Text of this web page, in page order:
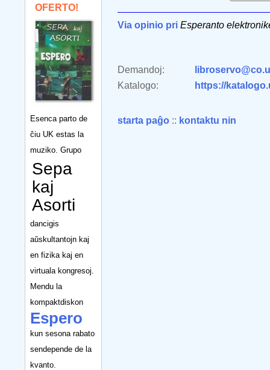
OFERTO!
Esenca parto de
ĉiu UK estas la
muziko. Grupo
Sepa
kaj
Asorti
dancigis
aŭskultantojn kaj
en fizika kaj en
virtuala kongresoj.
Mendu la
kompaktdiskon
Espero
kun sesona rabato
sendepende de la
kvanto.
Via opinio pri Esperanto
Demandoj:
Katalogo:
https://
starta paĝo :: kontaktu nin